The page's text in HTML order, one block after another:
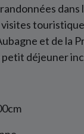
dans
visites
et de la
déjeuner